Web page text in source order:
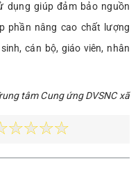
dụng giúp đảm bảo nguồn
phần nâng cao chất lượng
cán bộ, giáo viên, nhân
tâm Cung ứng DVSNC xã